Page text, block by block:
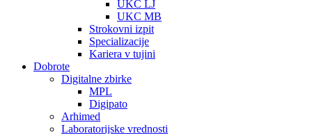
UKC LJ
UKC MB
Strokovni izpit
Specializacije
Kariera v tujini
Dobrote
Digitalne zbirke
MPL
Digipato
Arhimed
Laboratorijske vrednosti